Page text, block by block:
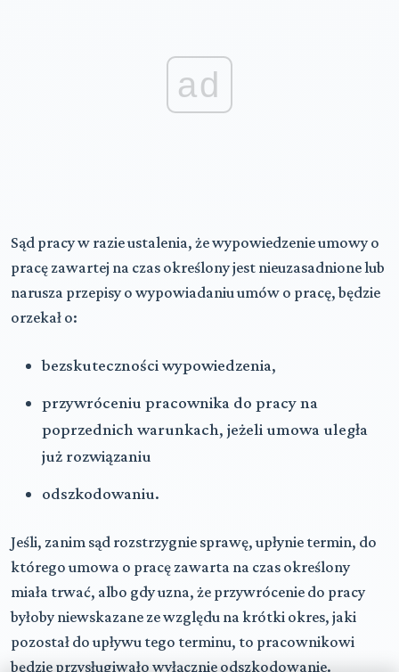
ad
Sąd pracy w razie ustalenia, że wypowiedzenie umowy o
pracę zawartej na czas określony jest nieuzasadnione lub
narusza przepisy o wypowiadaniu umów o pracę, będzie
orzekał o:
bezskuteczności wypowiedzenia,
przywróceniu pracownika do pracy na
poprzednich warunkach, jeżeli umowa uległa
już rozwiązaniu
odszkodowaniu.
Jeśli, zanim sąd rozstrzygnie sprawę, upłynie termin, do
którego umowa o pracę zawarta na czas określony
miała trwać, albo gdy uzna, że przywrócenie do pracy
byłoby niewskazane ze względu na krótki okres, jaki
pozostał do upływu tego terminu, to pracownikowi
będzie przysługiwało wyłącznie odszkodowanie.